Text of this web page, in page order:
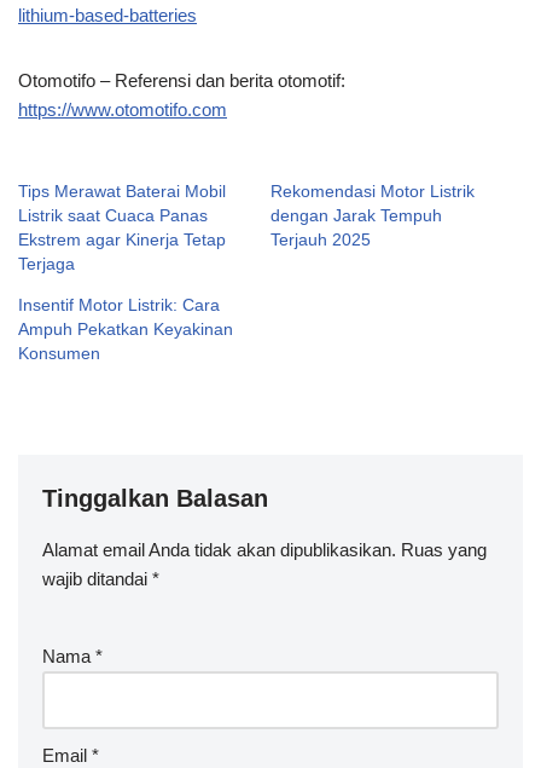
lithium-based-batteries
Otomotifo – Referensi dan berita otomotif:
https://www.otomotifo.com
Tips Merawat Baterai Mobil
Listrik saat Cuaca Panas
Ekstrem agar Kinerja Tetap
Terjaga
Rekomendasi Motor Listrik
dengan Jarak Tempuh
Terjauh 2025
Insentif Motor Listrik: Cara
Ampuh Pekatkan Keyakinan
Konsumen
Tinggalkan Balasan
Alamat email Anda tidak akan dipublikasikan. Ruas yang
wajib ditandai *
Nama*
Email *
A
lt
n
ti
v